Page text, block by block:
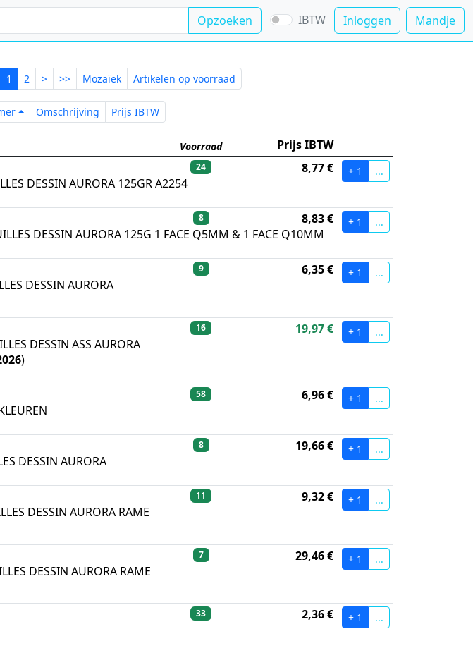
Opzoeken IBTW Inloggen Mandje
1 Lopende
2 >Volgende
>>Laatste
Mozaïek Artikelen op voorraad
NummerOmschrijvingOmschrijving
Prijs IBTWPrijs IBTW
Voorraad
Prijs IBTW
DESSIN AURORA 125GR A2254
24 8,77 € + 1 ...
DESSIN AURORA 125G 1 FACE Q5MM & 1 FACE Q10MM
8 8,83 € + 1 ...
DESSIN AURORA
9 6,35 € + 1 ...
DESSIN ASS AURORA
)
16 19,97 € + 1 ...
58 6,96 € + 1 ...
DESSIN AURORA
8 19,66 € + 1 ...
DESSIN AURORA RAME
11 9,32 € + 1 ...
DESSIN AURORA RAME
7 29,46 € + 1 ...
33 2,36 € + 1 ...